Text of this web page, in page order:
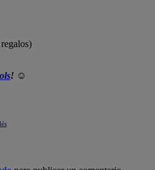
! ☺